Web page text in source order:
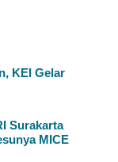
KEI Gelar
Surakarta
MICE